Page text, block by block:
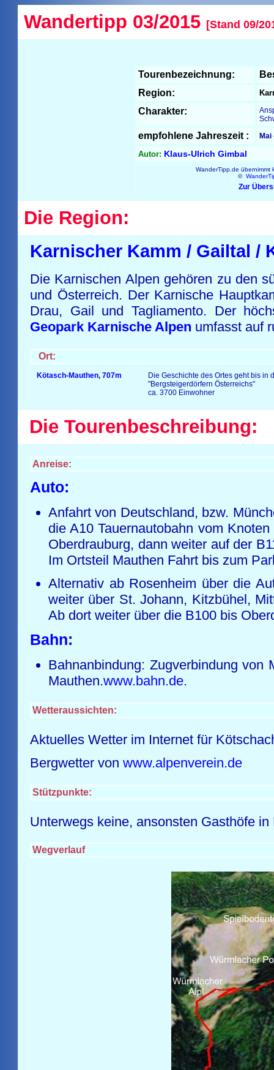
Wandertipp 03/2015 [Stand 09/
Tourenbezeichnung:
Region:
Charakter:
empfohlene Jahreszeit :
Autor: Klaus-Ulrich Gimbal
WanderTipp.de übernimmt
©
Zur
Die Region:
Karnischer Kamm / Gailtal /
Die Karnischen Alpen gehören zu den
und Österreich. Der Karnische
Drau, Gail und Tagliamento. Der
Geopark Karnische Alpen umfasst auf
Ort:
Kötasch-Mauthen, 707m
Die Geschichte des Ortes geht bis in
"Bergsteigerdörfern Österreichs"
ca. 3700 Einwohner
Die Tourenbeschreibung:
Anreise:
Auto:
Anfahrt von Deutschland, bzw.
die A10 Tauernautobahn vom
Oberdrauburg, dann weiter auf der
Im Ortsteil Mauthen Fahrt bis zum
Alternativ ab Rosenheim über die
weiter über St. Johann, Kitzbühel,
Ab dort weiter über die B100 bis
Bahn:
Bahnanbindung: Zugverbindung
Mauthen.www.bahn.de.
Wetteraussichten:
Aktuelles Wetter im Internet für
Bergwetter von www.alpenverein.de
Stützpunkte:
Unterwegs keine, ansonsten Gasthöfe
Wegverlauf